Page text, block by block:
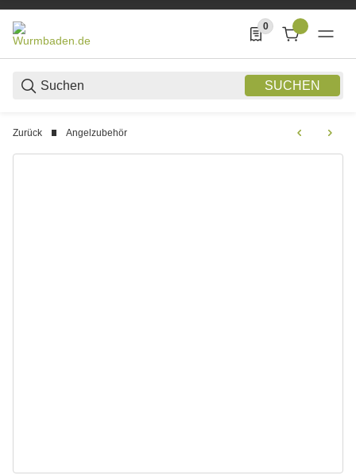
SUCHEN
0
0 Produkte in der
Zurück Angelzubehör